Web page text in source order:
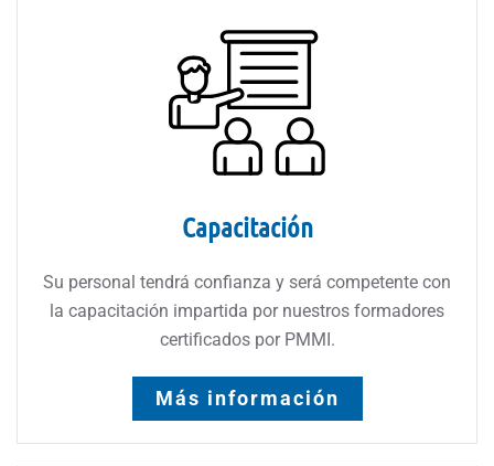
Capacitación
Su personal tendrá confianza y será competente con
la capacitación impartida por nuestros formadores
certificados por PMMI.
Más información